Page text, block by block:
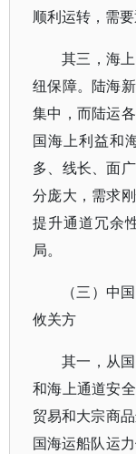
顺利运转，需
其三，海
纽保障。陆海
集中，而陆运
国海上利益和
多、线长、面
分庞大，需求
提升通道冗余
局。
（三）中
攸关方
其一，从
和海上通道安
贸易和大宗商
国海运船队运